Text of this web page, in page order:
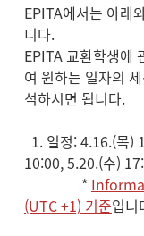
EPITA에서는 아
니다.
EPITA 교환학생에
여 원하는 일자의
석하시면 됩니다.
1. 일정: 4.16.(목)
10:00, 5.20.(수)
*
(UTC +1) 기준입니